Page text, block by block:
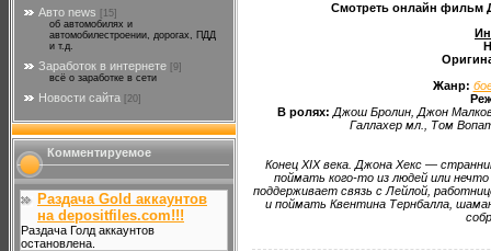
Авто news
[15]
об автомобилях и
автомобилестроении, дорогах, ПДД
и т.д.
Заработок в интернете [9]
всё о заработке в сети
Новости сайта [20]
Комментируемое
Раздача Gold аккаунтов
на depositfiles.com!!!
Раздача Голд аккаунтов
остановлена.
Смотреть онлайн фильм
Жанр:
В ролях: Джош Бролин, Джон
Галлахер мл., Том
Конец XIX века. Джона Хекс —
поймать кого-то из людей или
поддерживает связь с Лейлой,
и поймать Квентина Тернбалла,